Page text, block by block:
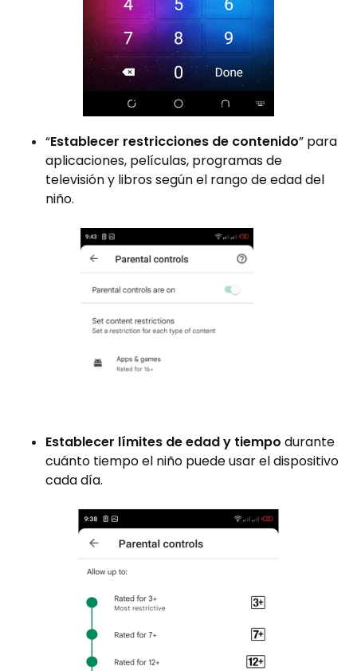
“Establecer restricciones de contenido” para
aplicaciones, películas, programas de
televisión y libros según el rango de edad del
niño.
Establecer límites de edad y tiempo durante
cuánto tiempo el niño puede usar el dispositivo
cada día.